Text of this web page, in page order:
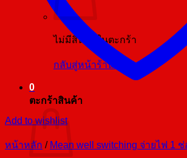
ไม่มีสินค้าในตะกร้า
กลับสู่หน้าร้านค้า
0
ตะกร้าสินค้า
Add to wishlist
หน้าหลัก / Mean well switching จ่ายไฟ 1 ช่